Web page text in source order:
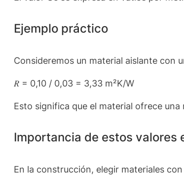
Ejemplo práctico
Consideremos un material aislante con
𝑅 = 0,10 / 0,03 = 3,33 m²K/W
Esto significa que el material ofrece
Importancia de estos valores
En la construcción, elegir materiales